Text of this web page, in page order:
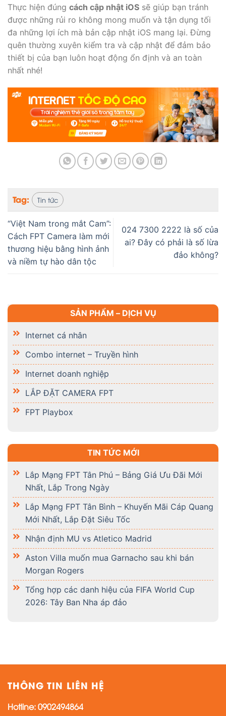
SẢN PHẨM – DỊCH VỤ
Internet cá nhân
Combo internet – Truyền hình
Internet doanh nghiệp
LẮP ĐẶT CAMERA FPT
FPT Playbox
TIN TỨC MỚI
Lắp Mạng FPT Tân Phú – Bảng Giá Ưu Đãi Mới
Nhất, Lắp Trong Ngày
Lắp Mạng FPT Tân Bình – Khuyến Mãi Cáp Quang
Mới Nhất, Lắp Đặt Siêu Tốc
Nhận định MU vs Atletico Madrid
Aston Villa muốn mua Garnacho sau khi bán
Morgan Rogers
Tổng hợp các danh hiệu của FIFA World Cup
2026: Tây Ban Nha áp đảo
Thực hiện đúng cách cập nhật iOS sẽ giúp bạn tránh
được những rủi ro không mong muốn và tận dụng tối
đa những lợi ích mà bản cập nhật iOS mang lại. Đừng
quên thường xuyên kiểm tra và cập nhật để đảm bảo
thiết bị của bạn luôn hoạt động ổn định và an toàn
nhất nhé!
Tag: Tin tức
“Việt Nam trong mắt Cam”:
Cách FPT Camera làm mới
thương hiệu bằng hình ảnh
và niềm tự hào dân tộc
024 7300 2222 là số của
ai? Đây có phải là số lừa
đảo không?
THÔNG TIN LIÊN HỆ
Hotline:0902494864